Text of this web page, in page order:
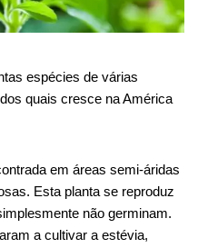
espécies de várias
quais cresce na América
em áreas semi-áridas
Esta planta se reproduz
não germinam.
a cultivar a estévia,